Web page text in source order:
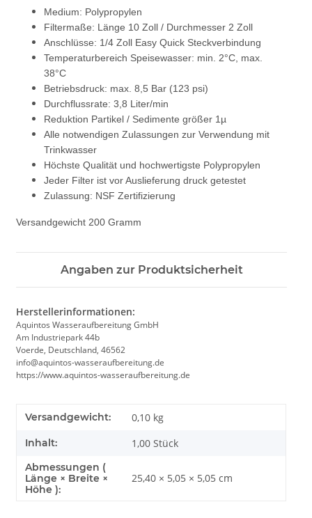
Medium: Polypropylen
Filtermaße: Länge 10 Zoll / Durchmesser 2 Zoll
Anschlüsse: 1/4 Zoll Easy Quick Steckverbindung
Temperaturbereich Speisewasser: min. 2°C, max.
38°C
Betriebsdruck: max. 8,5 Bar (123 psi)
Durchflussrate: 3,8 Liter/min
Reduktion Partikel / Sedimente größer 1µ
Alle notwendigen Zulassungen zur Verwendung mit
Trinkwasser
Höchste Qualität und hochwertigste Polypropylen
Jeder Filter ist vor Auslieferung druck getestet
Zulassung: NSF Zertifizierung
Versandgewicht 200 Gramm
Angaben zur Produktsicherheit
Herstellerinformationen:
Aquintos Wasseraufbereitung GmbH
Am Industriepark 44b
Voerde, Deutschland, 46562
info@aquintos-wasseraufbereitung.de
https://www.aquintos-wasseraufbereitung.de
Versandgewicht: 0,10 kg
Inhalt: 1,00 Stück
Abmessungen (
Länge × Breite ×
Höhe ):
25,40 × 5,05 × 5,05 cm